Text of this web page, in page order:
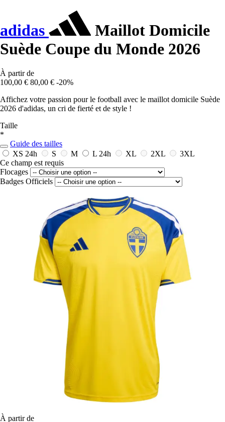
adidas
Maillot Domicile
Suède Coupe du Monde 2026
À partir de
100,00 € 80,00 € -20%
Affichez votre passion pour le football avec le maillot domicile Suède
2026 d'adidas, un cri de fierté et de style !
Taille
*
Guide des tailles
XS 24h S M L 24h XL 2XL
3XL
Ce champ est requis
Flocages
Badges Officiels
À partir de